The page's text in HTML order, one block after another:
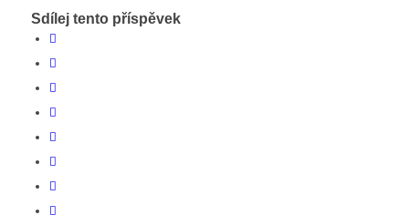
Sdílej tento příspěvek